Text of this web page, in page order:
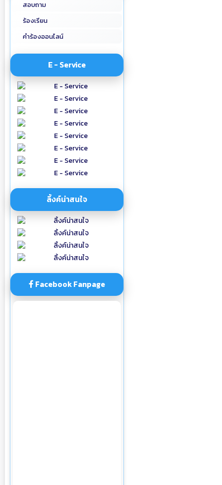
สอบถาม
ร้องเรียน
คำร้องออนไลน์
E - Service
ลิ้งค์น่าสนใจ
Facebook Fanpage